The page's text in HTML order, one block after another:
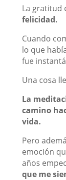
La gratitud
felicidad.
Cuando
lo que
fue
Una cosa
La
camino
vida.
Pero
emoción
años
que me